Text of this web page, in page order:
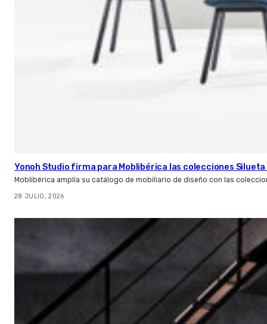
Yonoh Studio firma para Moblibérica las colecciones Silueta
Moblibérica amplía su catálogo de mobiliario de diseño con las
28 JULIO, 2026